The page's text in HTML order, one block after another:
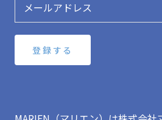
登録する